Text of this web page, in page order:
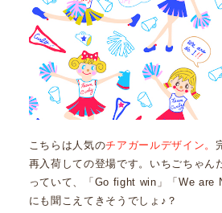
こちらは人気のチアガールデザイン。
再入荷しての登場です。いちごちゃん
っていて、「Go fight win」「We are
にも聞こえてきそうでしょ♪？